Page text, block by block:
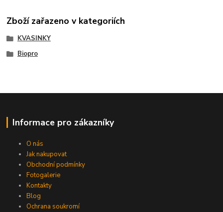
Zboží zařazeno v kategoriích
KVASINKY
Biopro
Informace pro zákazníky
O nás
Jak nakupovat
Obchodní podmínky
Fotogalerie
Kontakty
Blog
Ochrana soukromí